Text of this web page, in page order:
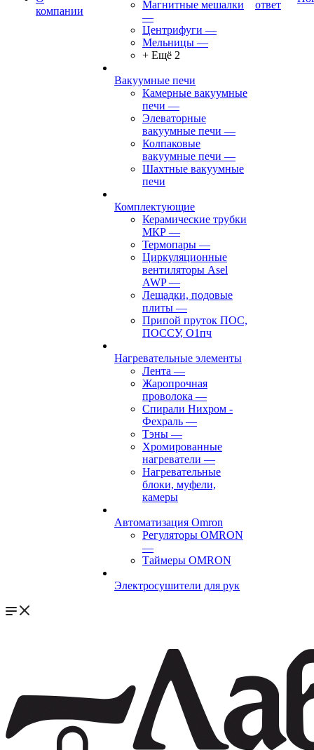
компании
Магнитные мешалки
—
Центрифуги —
Мельницы —
+ Ещё 2
Вакуумные печи
Камерные вакуумные
печи —
Элеваторные
вакуумные печи —
Колпаковые
вакуумные печи —
Шахтные вакуумные
печи
Комплектующие
Керамические трубки
МКР —
Термопары —
Циркуляционные
вентиляторы Asel
AWP—
Лещадки, подовые
плиты —
Припой пруток ПОС,
ПОССУ, О1пч
Нагревательные элементы
Лента —
Жаропрочная
проволока —
Спирали Нихром -
Фехраль —
Тэны —
Хромированные
нагреватели —
Нагревательные
блоки, муфели,
камеры
Автоматизация Omron
Регуляторы OMRON
—
Таймеры OMRON
Электросушители для рук
ответ